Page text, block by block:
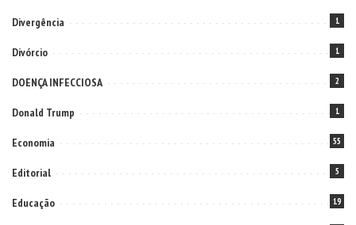
Divergência 1
Divórcio 1
DOENÇA INFECCIOSA 2
Donald Trump 1
Economia 55
Editorial 5
Educação 19